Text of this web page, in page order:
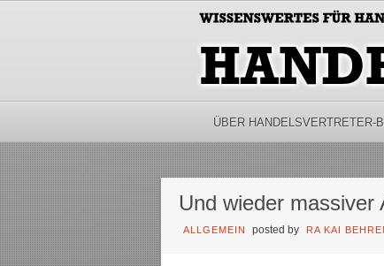
ÜBER HANDELSVERTRETER-
Und wieder massiver
ALLGEMEIN posted by RA KAI